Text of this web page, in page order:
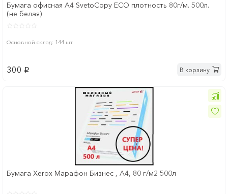
Бумага офисная А4 SvetoCopy ECO плотность 80г/м. 500л.
(не белая)
Основной склад: 144 шт
300 p В корзину
Бумага Xerox Марафон Бизнес , А4, 80 г/м2 500л